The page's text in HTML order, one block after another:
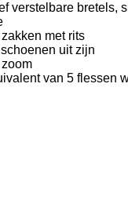
verstelbare bretels,
met rits
uit zijn
van 5 flessen